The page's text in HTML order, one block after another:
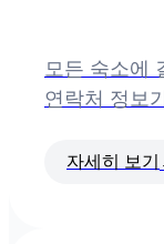
모든 숙소에
연락처 정보
자세히 보기